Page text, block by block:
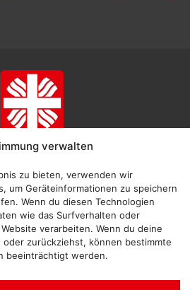
verwalten
zu bieten, verwenden wir
um Geräteinformationen zu speichern
Wenn du diesen Technologien
wie das Surfverhalten oder
verarbeiten. Wenn du deine
zurückziehst, können bestimmte
beeinträchtigt werden.